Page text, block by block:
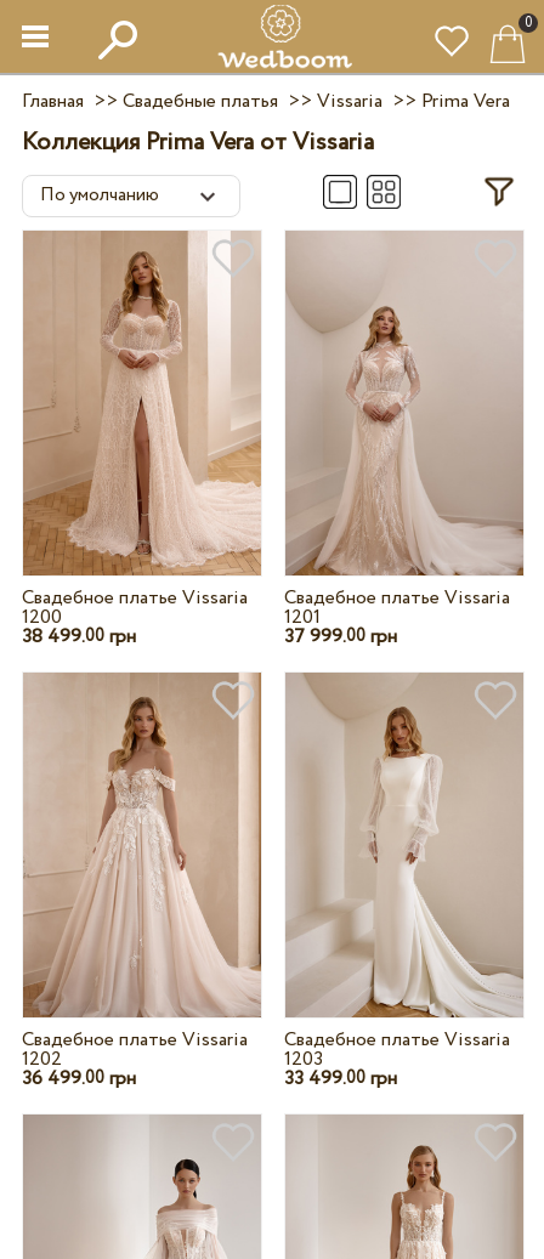
0
Главная >> Свадебные платья >> Vissaria >> Prima Vera
Коллекция Prima Vera от Vissaria
Свадебное платье Vissaria
1200
38 499.00грн
Свадебное платье Vissaria
1201
37 999.00 грн
Свадебное платье Vissaria
1202
36 499.00грн
Свадебное платье Vissaria
1203
33 499.00 грн